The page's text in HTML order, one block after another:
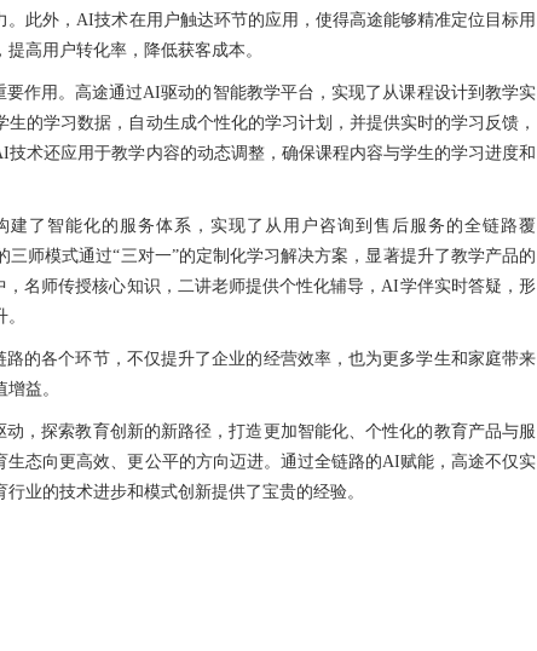
此外，AI技术在用户触达环节的应用，使得高途能够精准定位目标用
高用户转化率，降低获客成本。
作用。高途通过AI驱动的智能教学平台，实现了从课程设计到教学实
的学习数据，自动生成个性化的学习计划，并提供实时的学习反馈，
术还应用于教学内容的动态调整，确保课程内容与学生的学习进度和
建了智能化的服务体系，实现了从用户咨询到售后服务的全链路覆
三师模式通过“三对一”的定制化学习解决方案，显著提升了教学产品的
，名师传授核心知识，二讲老师提供个性化辅导，AI学伴实时答疑，形
的各个环节，不仅提升了企业的经营效率，也为更多学生和家庭带来
益。
，探索教育创新的新路径，打造更加智能化、个性化的教育产品与服
生态向更高效、更公平的方向迈进。通过全链路的AI赋能，高途不仅实
业的技术进步和模式创新提供了宝贵的经验。